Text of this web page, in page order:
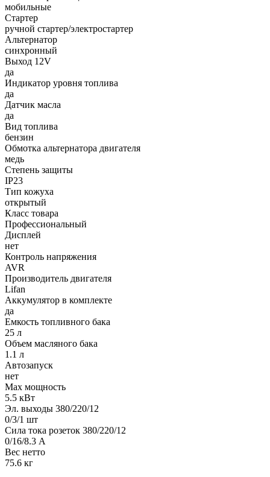
мобильные
Стартер
ручной стартер/электростартер
Альтернатор
синхронный
Выход 12V
да
Индикатор уровня топлива
да
Датчик масла
да
Вид топлива
бензин
Обмотка альтернатора двигателя
медь
Степень защиты
IP23
Тип кожуха
открытый
Класс товара
Профессиональный
Дисплей
нет
Контроль напряжения
AVR
Производитель двигателя
Lifan
Аккумулятор в комплекте
да
Емкость топливного бака
25 л
Объем масляного бака
1.1 л
Автозапуск
нет
Max мощность
5.5 кВт
Эл. выходы 380/220/12
0/3/1 шт
Сила тока розеток 380/220/12
0/16/8.3 А
Вес нетто
75.6 кг